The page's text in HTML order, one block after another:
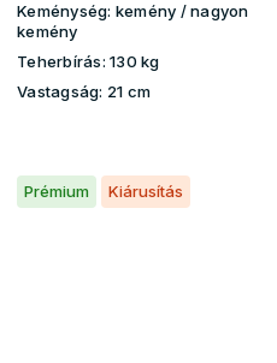
Keménység: kemény / nagyon
kemény
Teherbírás: 130 kg
Vastagság: 21 cm
Prémium Kiárusítás